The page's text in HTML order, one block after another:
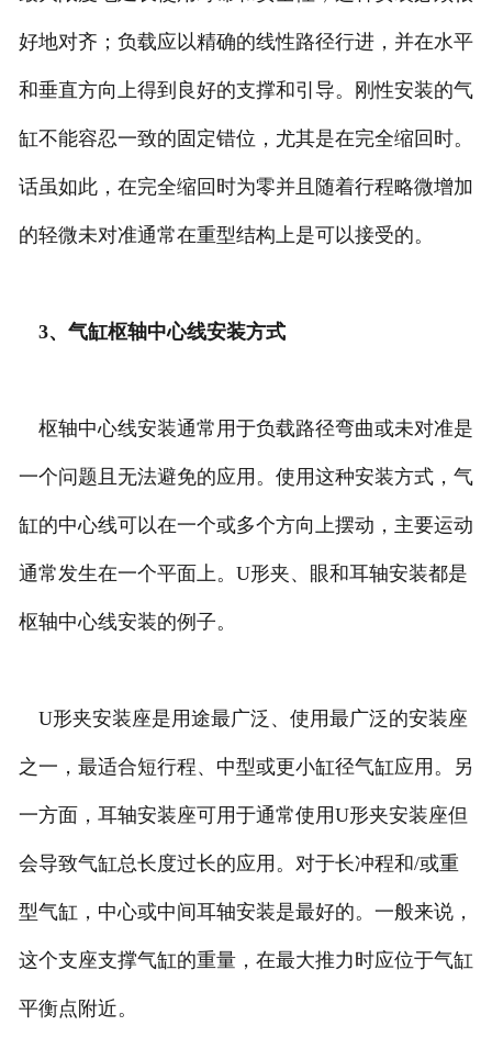
好地对齐；负载应以精确的线性路径行进，并在水平
和垂直方向上得到良好的支撑和引导。刚性安装的气
缸不能容忍一致的固定错位，尤其是在完全缩回时。
话虽如此，在完全缩回时为零并且随着行程略微增加
的轻微未对准通常在重型结构上是可以接受的。
3、气缸枢轴中心线安装方式
枢轴中心线安装通常用于负载路径弯曲或未对准是
一个问题且无法避免的应用。使用这种安装方式，气
缸的中心线可以在一个或多个方向上摆动，主要运动
通常发生在一个平面上。U形夹、眼和耳轴安装都是
枢轴中心线安装的例子。
U形夹安装座是用途最广泛、使用最广泛的安装座
之一，最适合短行程、中型或更小缸径气缸应用。另
一方面，耳轴安装座可用于通常使用U形夹安装座但
会导致气缸总长度过长的应用。对于长冲程和/或重
型气缸，中心或中间耳轴安装是最好的。一般来说，
这个支座支撑气缸的重量，在最大推力时应位于气缸
平衡点附近。